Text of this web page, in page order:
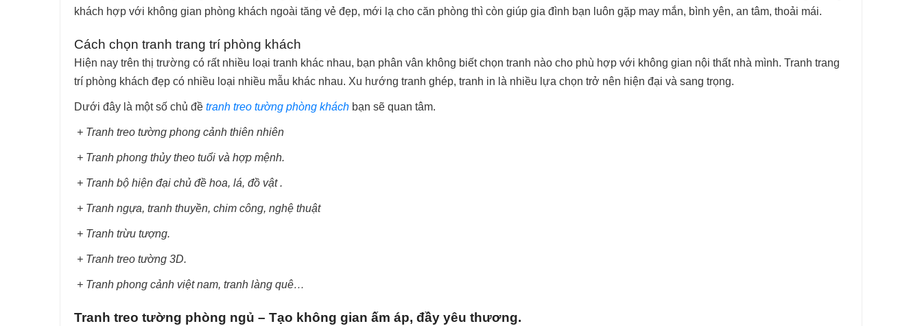
khách hợp với không gian phòng khách ngoài tăng vẻ đẹp, mới lạ cho căn phòng thì còn giúp gia đình bạn luôn gặp may mắn, bình yên, an tâm, thoải mái.
Cách chọn tranh trang trí phòng khách
Hiện nay trên thị trường có rất nhiều loại tranh khác nhau, bạn phân vân không biết chọn tranh nào cho phù hợp với không gian nội thất nhà mình. Tranh trang
trí phòng khách đẹp có nhiều loại nhiều mẫu khác nhau. Xu hướng tranh ghép, tranh in là nhiều lựa chọn trở nên hiện đại và sang trọng.
Dưới đây là một số chủ đề tranh treo tường phòng khách bạn sẽ quan tâm.
+ Tranh treo tường phong cảnh thiên nhiên
+ Tranh phong thủy theo tuổi và hợp mệnh.
+ Tranh bộ hiện đại chủ đề hoa, lá, đồ vật .
+ Tranh ngựa, tranh thuyền, chim công, nghệ thuật
+ Tranh trừu tượng.
+ Tranh treo tường 3D.
+ Tranh phong cảnh việt nam, tranh làng quê…
Tranh treo tường phòng ngủ – Tạo không gian ấm áp, đầy yêu thương.